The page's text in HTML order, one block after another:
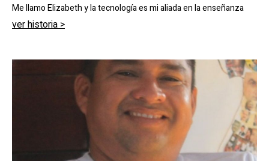
Me llamo Elizabeth y la tecnología es mi aliada en la enseñanza
ver historia >